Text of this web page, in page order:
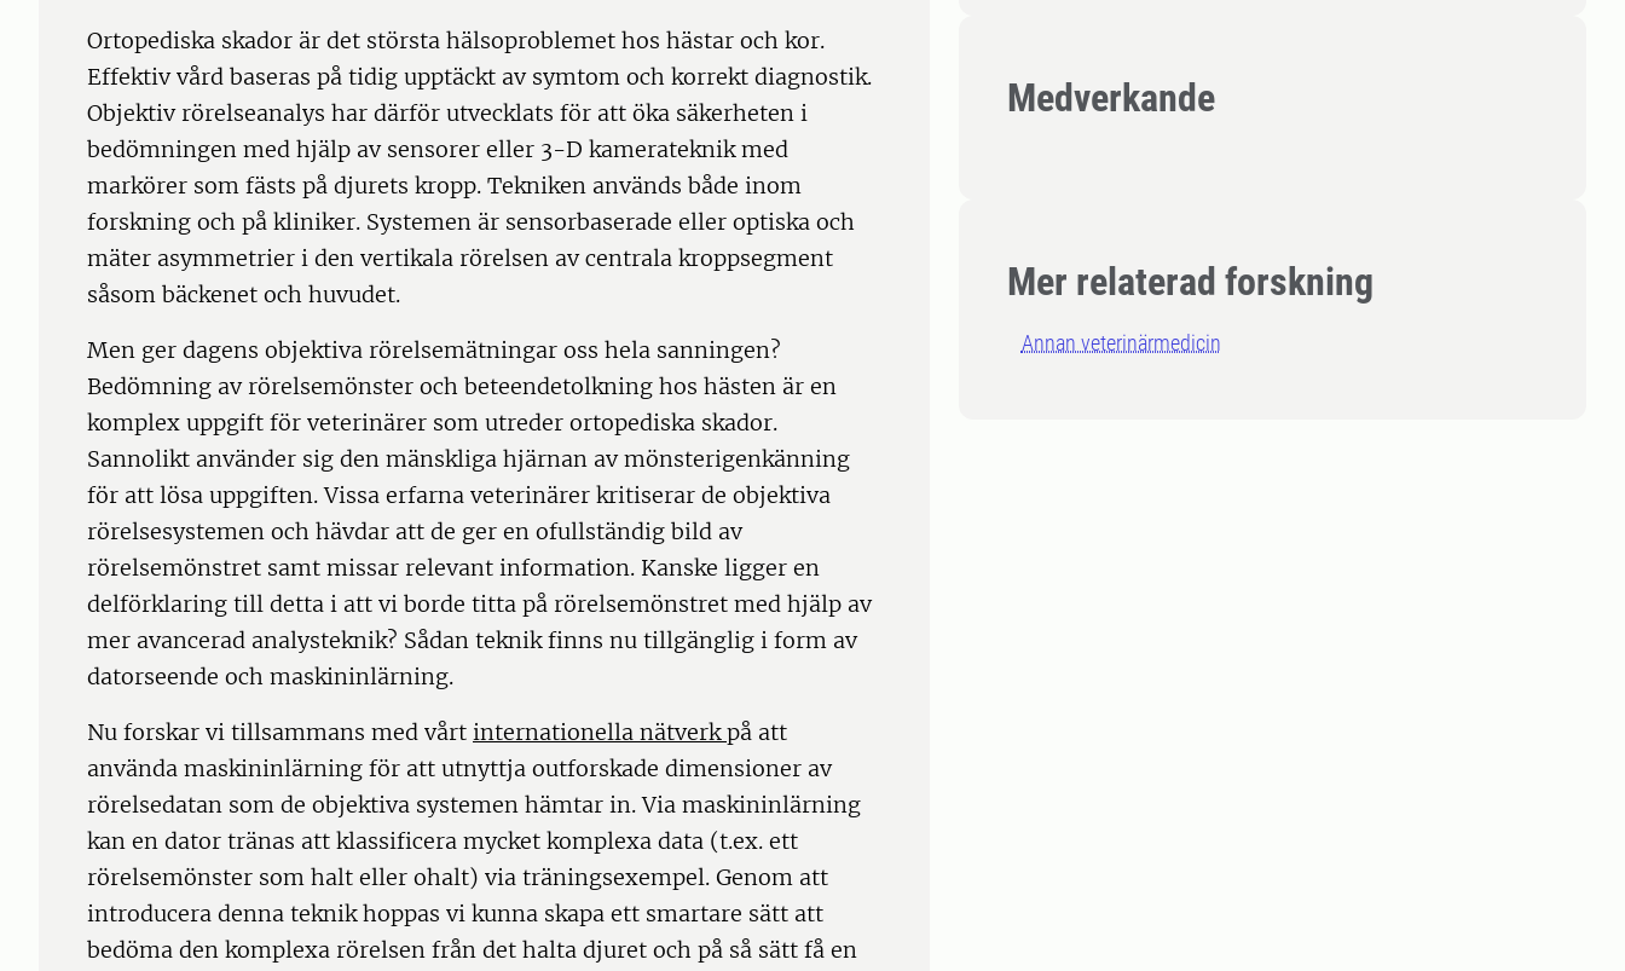
Medverkande
Mer relaterad forskning
Annan veterinärmedicin
Ortopediska skador är det största hälsoproblemet hos hästar och kor.
Effektiv vård baseras på tidig upptäckt av symtom och korrekt diagnostik.
Objektiv rörelseanalys har därför utvecklats för att öka säkerheten i
bedömningen med hjälp av sensorer eller 3-D kamerateknik med
markörer som fästs på djurets kropp. Tekniken används både inom
forskning och på kliniker. Systemen är sensorbaserade eller optiska och
mäter asymmetrier i den vertikala rörelsen av centrala kroppsegment
såsom bäckenet och huvudet.
Men ger dagens objektiva rörelsemätningar oss hela sanningen?
Bedömning av rörelsemönster och beteendetolkning hos hästen är en
komplex uppgift för veterinärer som utreder ortopediska skador.
Sannolikt använder sig den mänskliga hjärnan av mönsterigenkänning
för att lösa uppgiften. Vissa erfarna veterinärer kritiserar de objektiva
rörelsesystemen och hävdar att de ger en ofullständig bild av
rörelsemönstret samt missar relevant information. Kanske ligger en
delförklaring till detta i att vi borde titta på rörelsemönstret med hjälp av
mer avancerad analysteknik? Sådan teknik finns nu tillgänglig i form av
datorseende och maskininlärning.
Nu forskar vi tillsammans med vårt internationella nätverkpå att
använda maskininlärning för att utnyttja outforskade dimensioner av
rörelsedatan som de objektiva systemen hämtar in. Via maskininlärning
kan en dator tränas att klassificera mycket komplexa data (t.ex. ett
rörelsemönster som halt eller ohalt) via träningsexempel. Genom att
introducera denna teknik hoppas vi kunna skapa ett smartare sätt att
bedöma den komplexa rörelsen från det halta djuret och på så sätt få en